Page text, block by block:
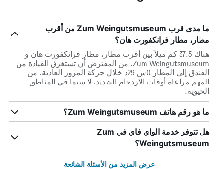
ما مدى قرب Zum Weingutsmuseum من أقرب
مطار، مطار فرانكفورت هان؟
هناك 37.5 كم ميلاً بين أقرب مطار، مطار فرانكفورت هان و
Zum Weingutsmuseum. من المفترض أن تستغرق القيادة من
الفندق إلى المطار 0س 29د خلال حركة المرور العادية. من
المهم مراعاة أوقات الازدحام الشديد، لا سيما في المناطق
الحيوية.
ما هو رقم هاتف Zum Weingutsmuseum؟
هل تتوفر خدمة الواي فاي في Zum
Weingutsmuseum؟
عرض المزيد من الأسئلة الشائعة